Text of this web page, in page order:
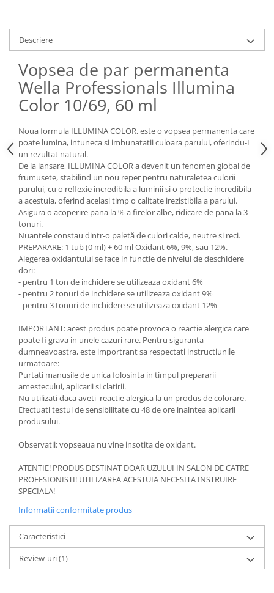
Descriere
Vopsea de par permanenta
Wella Professionals Illumina
Color 10/69, 60 ml
Noua formula ILLUMINA COLOR, este o vopsea permanenta care
poate lumina, intuneca si imbunatatii culoara parului, oferindu-I
un rezultat natural.
De la lansare, ILLUMINA COLOR a devenit un fenomen global de
frumusete, stabilind un nou reper pentru naturaletea culorii
parului, cu o reflexie incredibila a luminii si o protectie incredibila
a acestuia, oferind acelasi timp o calitate irezistibila a parului.
Asigura o acoperire pana la % a firelor albe, ridicare de pana la 3
tonuri.
Nuantele constau dintr-o paletă de culori calde, neutre si reci.
PREPARARE: 1 tub (0 ml) + 60 ml Oxidant 6%, 9%, sau 12%.
Alegerea oxidantului se face in functie de nivelul de deschidere
dori:
- pentru 1 ton de inchidere se utilizeaza oxidant 6%
- pentru 2 tonuri de inchidere se utilizeaza oxidant 9%
- pentru 3 tonuri de inchidere se utilizeaza oxidant 12%
IMPORTANT: acest produs poate provoca o reactie alergica care
poate fi grava in unele cazuri rare. Pentru siguranta
dumneavoastra, este importrant sa respectati instructiunile
urmatoare:
Purtati manusile de unica folosinta in timpul prepararii
amestecului, aplicarii si clatirii.
Nu utilizati daca aveti reactie alergica la un produs de colorare.
Efectuati testul de sensibilitate cu 48 de ore inaintea aplicarii
produsului.
Observatii: vopseaua nu vine insotita de oxidant.
ATENTIE! PRODUS DESTINAT DOAR UZULUI IN SALON DE CATRE
PROFESIONISTI! UTILIZAREA ACESTUIA NECESITA INSTRUIRE
SPECIALA!
Informatii conformitate produs
Caracteristici
Review-uri(1)